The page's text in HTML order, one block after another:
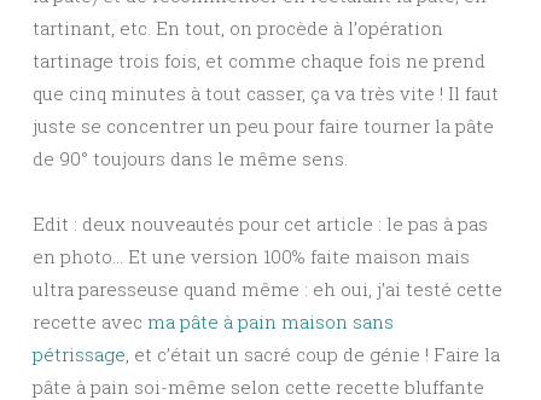
tartinant, etc. En tout, on procède à l’opération
tartinage trois fois, et comme chaque fois ne prend
que cinq minutes à tout casser, ça va très vite ! Il faut
juste se concentrer un peu pour faire tourner la pâte
de 90° toujours dans le même sens.
Edit : deux nouveautés pour cet article : le pas à pas
en photo… Et une version 100% faite maison mais
ultra paresseuse quand même : eh oui, j’ai testé cette
recette avec ma pâte à pain maison sans
pétrissage, et c’était un sacré coup de génie ! Faire la
pâte à pain soi-même selon cette recette bluffante